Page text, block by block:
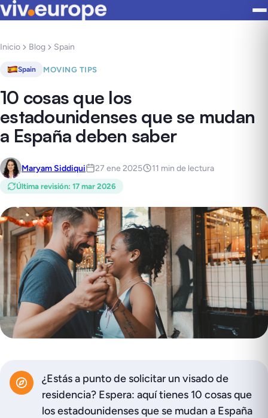
Inicio Blog Spain
Spain MOVING TIPS
10 cosas que los
estadounidenses que se mudan
a España deben saber
Maryam Siddiqui 27 ene 2025 11 min de lectura
Última revisión: 17 mar 2026
¿Estás a punto de solicitar un visado de
residencia? Espera: aquí tienes 10 cosas que
los estadounidenses que se mudan a España